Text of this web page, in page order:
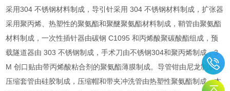
采用304 不锈钢材料制成，导引针采用 304 不锈钢材料制成，扩张器
采用聚丙烯、热塑性的聚氨酯和聚醚聚氨酯材料制成，鞘管由聚氨酯
材料制成，一次性插针器由碳钢 C1095 和丙烯酸聚碳酸酯组成，预
载隧道器由 303 不锈钢制成，手术刀由不锈钢304和聚丙烯制成，3
M 创口贴由带丙烯酸粘合剂的聚氨酯薄膜制成。导管钳由尼龙制成，
压缩套管由硅胶制成，压缩帽和带夹冲洗管由热塑性聚氨酯制成。本